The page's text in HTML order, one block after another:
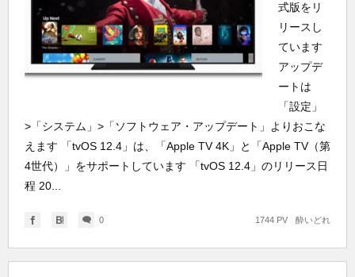
式版をリ
リースし
ています
アップデ
ートは
「設定」
>「システム」>「ソフトウェア・アップデート」よりおこな
えます 「tvOS 12.4」は、「Apple TV 4K」と「Apple TV（第
4世代）」をサポートしています 「tvOS 12.4」のリリース日
程 20...
0 酔いどれ
1744 PV